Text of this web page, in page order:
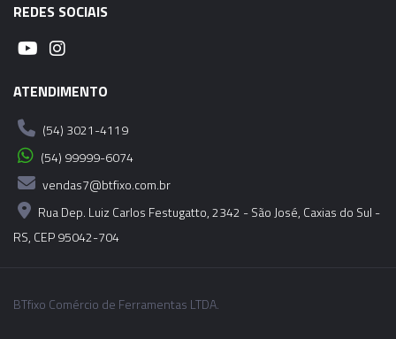
06921 - CONE MODULAR CBH - SK40 - CBH5-
205MM
06922 - CONE MODULAR CBH - SK40 - CBH5-
06923 - CONE MODULAR CBH - SK40 - CBH6-
06924 - CONE MODULAR CBH - SK40 - CBH6-
115MM
165MM
REDES SOCIAIS
ATENDIMENTO
(54) 3021-4119
(54) 99999-6074
vendas7@btfixo.com.br
Rua Dep. Luiz Carlos Festugatto, 2342 - São José, Caxias do Sul -
RS, CEP 95042-704
BTfixo Comércio de Ferramentas LTDA.